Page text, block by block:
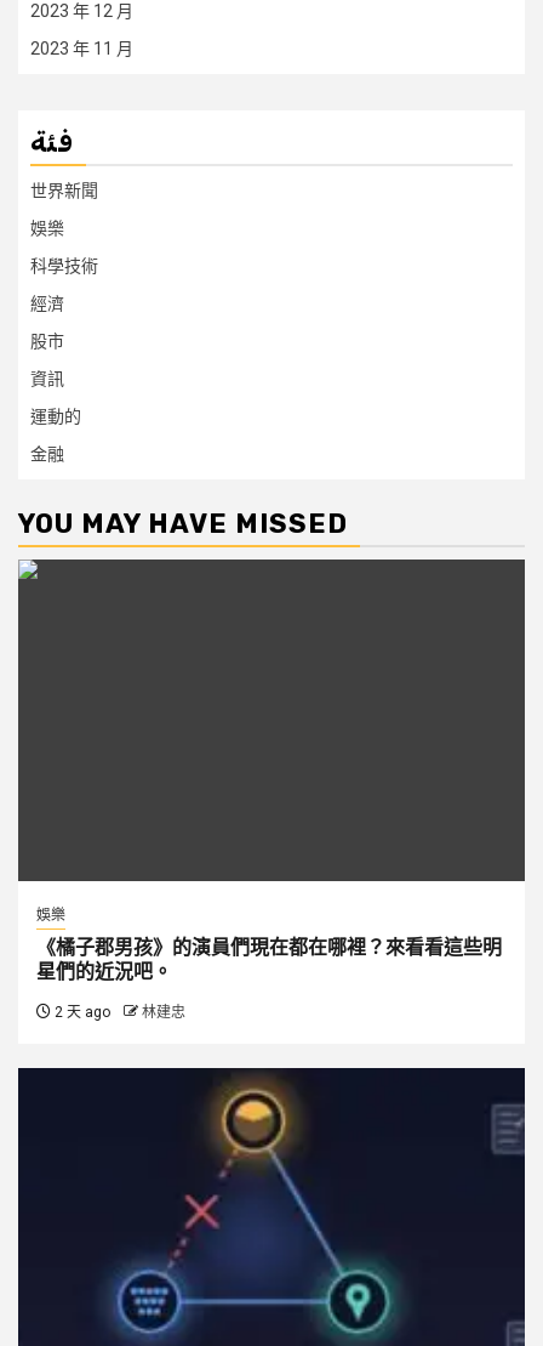
2023 年 12 月
2023 年 11 月
فئة
世界新聞
娛樂
科學技術
經濟
股市
資訊
運動的
金融
YOU MAY HAVE MISSED
娛樂
《橘子郡男孩》的演員們現在都在哪裡？來看看這些明
星們的近況吧。
2 天 ago 林建忠